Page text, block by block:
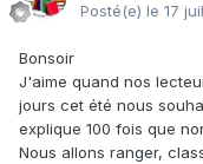
Posté(e) le 17
Bonsoir
J'aime quand nos
jours cet été nous
explique 100 fois que
Nous allons ranger,